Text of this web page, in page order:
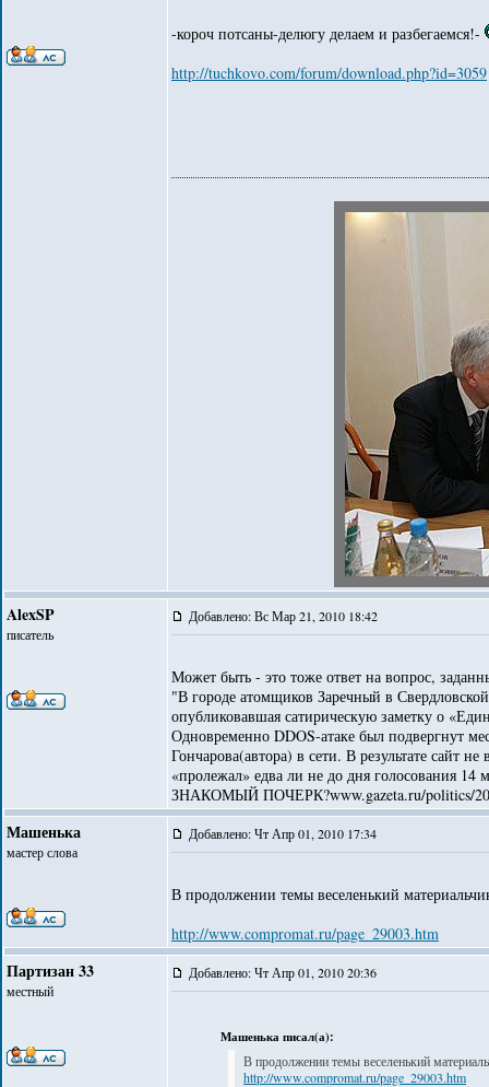
-короч потсаны-делюгу делаем и разбегаемся!-
http://tuchkovo.com/forum/download.php?id=3059
AlexSP
писатель
Добавлено: Вс Мар 21, 2010 18:42
Может быть - это тоже ответ на вопрос,
"В городе атомщиков Заречный в
опубликовавшая сатирическую заметку о
Одновременно DDOS-атаке был подвергнут
Гончарова(автора) в сети. В результате сайт
«пролежал» едва ли не до дня голосования 14
ЗНАКОМЫЙ ПОЧЕРК?www.gazeta.ru/politics/
Машенька
мастер слова
Добавлено: Чт Апр 01, 2010 17:34
В продолжении темы веселенький
http://www.compromat.ru/page_29003.htm
Партизан 33
местный
Добавлено: Чт Апр 01, 2010 20:36
Машенька писал(а):
В продолжении темы веселенький
http://www.compromat.ru/page_29003.htm